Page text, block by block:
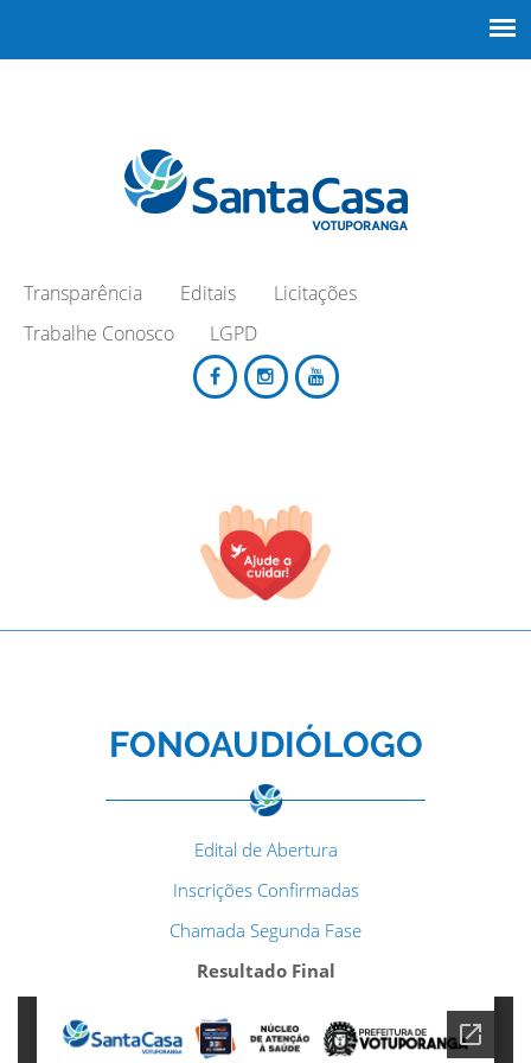
Transparência Editais
Licitações
Trabalhe Conosco
LGPD
TODOS OS CAMPOS SÃO OBRIGATÓRIOS.
FONOAUDIÓLOGO
Edital de Abertura
Inscrições Confirmadas
Chamada Segunda Fase
Resultado Final